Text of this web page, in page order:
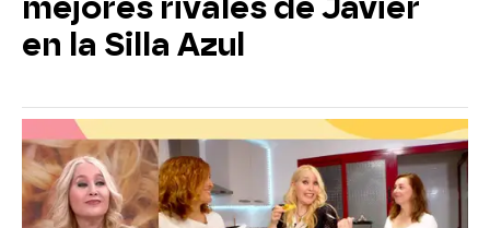
mejores rivales de Javier
en la Silla Azul